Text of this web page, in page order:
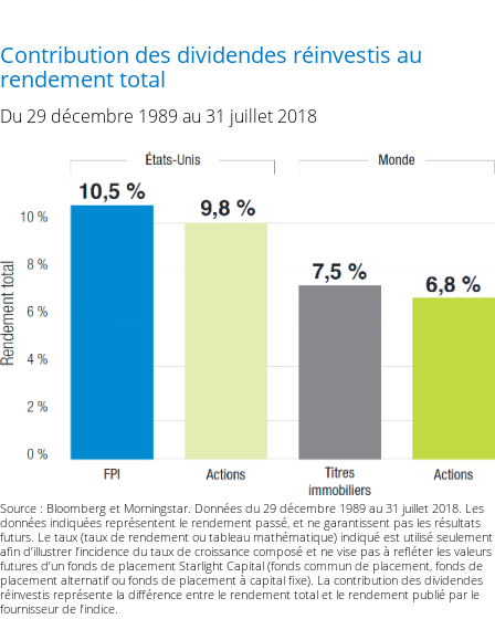
Contribution des dividendes réinvestis au
rendement total
Du 29 décembre 1989 au 31 juillet 2018
Source : Bloomberg et Morningstar. Données du 29 décembre 1989 au 31 juillet 2018. Les
données indiquées représentent le rendement passé, et ne garantissent pas les résultats
futurs. Le taux (taux de rendement ou tableau mathématique) indiqué est utilisé seulement
afin d’illustrer l’incidence du taux de croissance composé et ne vise pas à refléter les valeurs
futures d’un fonds de placement Starlight Capital (fonds commun de placement, fonds de
placement alternatif ou fonds de placement à capital fixe). La contribution des dividendes
réinvestis représente la différence entre le rendement total et le rendement publié par le
fournisseur de l’indice.